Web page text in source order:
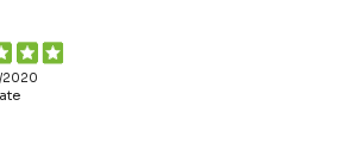
2020